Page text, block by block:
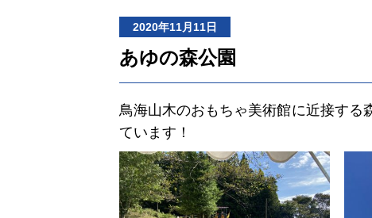
2020年11月11日
あゆの森公園
鳥海山木のおもちゃ美術館に近接する
ています！